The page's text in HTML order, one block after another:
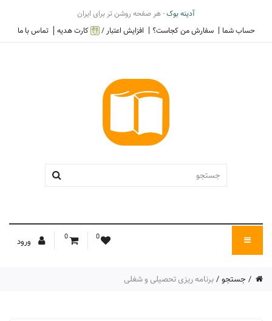
آدینه بوک- هر صفحه روشن تر برای ایران
حساب شما
سفارش من کجاست؟ افزایش اعتبار / کارت هدیه تماس با ما
0
0 ورود
جستجو برنامه ریزی تحصیلی و شغلی